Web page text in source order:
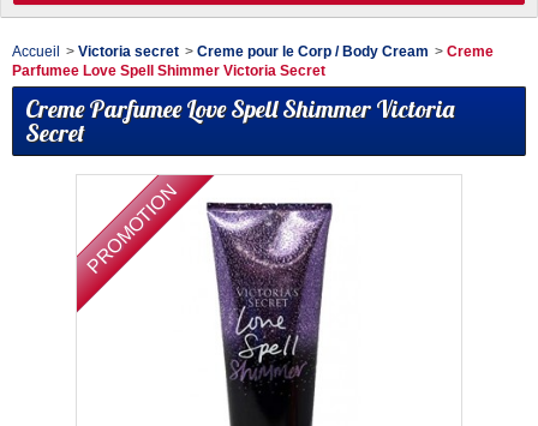
Accueil > Victoria secret > Creme pour le Corp / Body Cream > Creme
Parfumee Love Spell Shimmer Victoria Secret
Creme Parfumee Love Spell Shimmer Victoria
Secret
PROMOTION